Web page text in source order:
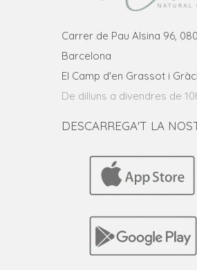
Carrer de Pau Alsina 96,
Barcelona
El Camp d'en Grassot i
De dilluns a divendres de
DESCARREGA'T LA